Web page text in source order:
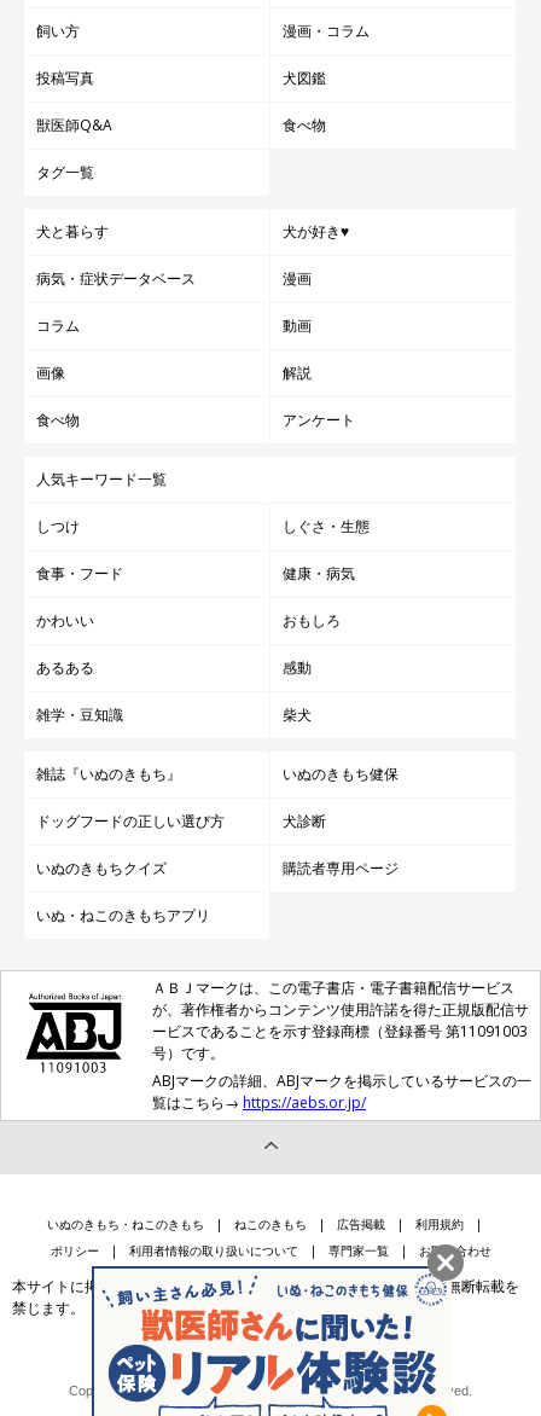
飼い方 漫画・コラム
投稿写真 犬図鑑
獣医師Q&A 食べ物
タグ一覧
犬と暮らす 犬が好き♥
病気・症状データベース 漫画
コラム 動画
画像 解説
食べ物 アンケート
人気キーワード一覧
しつけ しぐさ・生態
食事・フード 健康・病気
かわいい おもしろ
あるある 感動
雑学・豆知識 柴犬
雑誌『いぬのきもち』 いぬのきもち健保
ドッグフードの正しい選び方 犬診断
いぬのきもちクイズ 購読者専用ページ
いぬ・ねこのきもちアプリ
ＡＢＪマークは、この電子書店・電子書籍配信サービス
が、著作権者からコンテンツ使用許諾を得た正規版配信サ
ービスであることを示す登録商標（登録番号 第11091003
号）です。
ABJマークの詳細、ABJマークを掲示しているサービスの一
覧はこちら→ https://aebs.or.jp/
いぬのきもち・ねこのきもち ねこのきもち 広告掲載
利用規約
ポリシー
利用者情報の取り扱いについて 専門家一覧 お問い合わせ
本サイトに掲載されている記事・写真・イラスト等のコンテンツの無断転載を
禁じます。
会社案内 個人情報保護法に基づく公表事項等
Copyright © Benesse Style Care Group Co.,Ltd. All Rights Reserved.